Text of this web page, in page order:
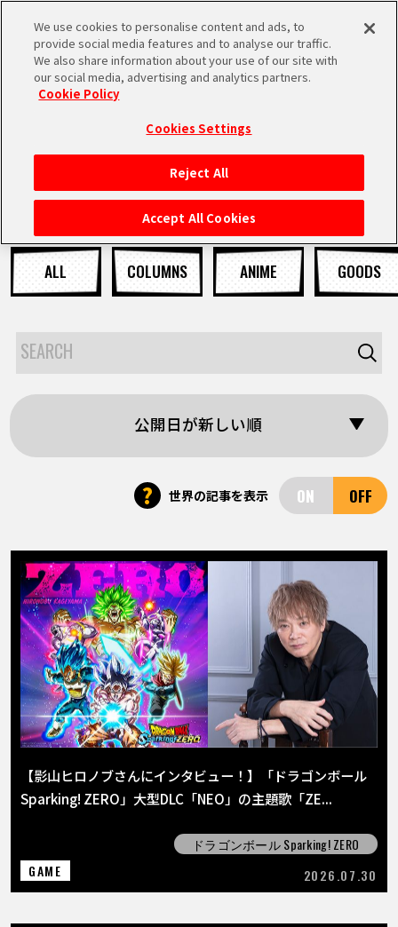
MEN
HOME
NEWS
RANKING
MOVIE
ABOUT
JP
EN FR DE
NEWS
ALL COLUMNS ANIME GOODS
公開日が新しい順
? 世界の記事を表示
【影山ヒロノブさんにインタビュー！】「ドラゴンボール
Sparking! ZERO」大型DLC「NEO」の主題歌「ZE...
ドラゴンボール Sparking! ZERO
GAME
2026.07.30
We use cookies to personalise content and ads, to
provide social media features and to analyse our traffic.
We also share information about your use of our site with
our social media, advertising and analytics partners.
Cookie Policy
Cookies Settings
Reject All
Accept All Cookies